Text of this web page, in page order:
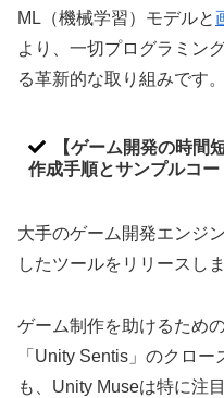
ML（機械学習）モデルと
より、一切プログラミン
る革新的な取り組みです。
【ゲーム開発の時間
作成手順とサンプルコー
大手のゲーム開発エンジ
したツールをリリースし
ゲーム制作を助けるため
「Unity Sentis」のクロ
も、Unity Museは特に注